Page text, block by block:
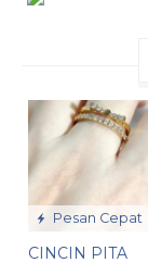
Pesan Cepat
CINCIN PITA